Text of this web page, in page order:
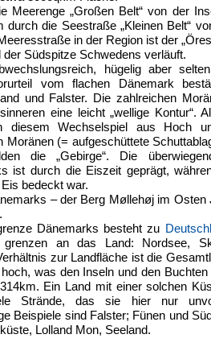
Meerenge „Großen Belt“ von der
durch die Seestraße „Kleinen Belt“
in der Region ist der
Südspitze Schwedens verläuft.
hügelig aber
vom flachen Dänemark
und Falster. Die zahlreichen
eine leicht „wellige Kontur“.
diesem Wechselspiel aus Hoch
Moränen (= aufgeschüttete
die „Gebirge“. Die
ist durch die Eiszeit geprägt,
bedeckt war.
– der Berg Møllehøj im Osten
Dänemarks besteht zu
grenzen an das Land: Nordsee,
zur Landfläche ist die
was den Inseln und den Buchten
Ein Land mit einer solchen
Strände, das sie hier nur
Beispiele sind Falster; Fünen und
Lolland Mon, Seeland.